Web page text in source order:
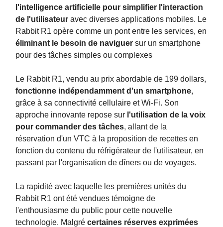
l'intelligence artificielle pour simplifier l'interaction
de l'utilisateur avec diverses applications mobiles. Le
Rabbit R1 opère comme un pont entre les services, en
éliminant le besoin de naviguer sur un smartphone
pour des tâches simples ou complexes​​​
Le Rabbit R1, vendu au prix abordable de 199 dollars,
fonctionne indépendamment d'un smartphone,
grâce à sa connectivité cellulaire et Wi-Fi. Son
approche innovante repose sur l'utilisation de la voix
pour commander des tâches, allant de la
réservation d'un VTC à la proposition de recettes en
fonction du contenu du réfrigérateur de l'utilisateur, en
passant par l'organisation de dîners ou de voyages​.
La rapidité avec laquelle les premières unités du
Rabbit R1 ont été vendues témoigne de
l'enthousiasme du public pour cette nouvelle
technologie. Malgré certaines réserves exprimées